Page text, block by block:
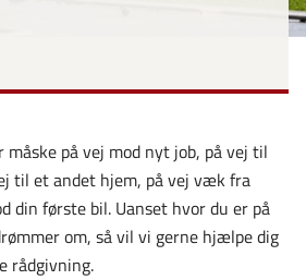
måske på vej mod nyt job, på vej til
til et andet hjem, på vej væk fra
din første bil. Uanset hvor du er på
om, så vil vi gerne hjælpe dig
rådgivning.